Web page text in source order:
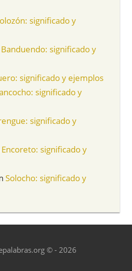
significado y
Banduendo: significado y
significado y ejemplos
significado y
significado y
Encoreto: significado y
Solocho: significado y
© - 2026